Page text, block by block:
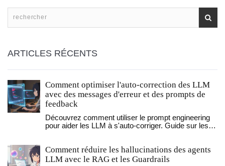
ARTICLES RÉCENTS
Comment optimiser l'auto-correction des LLM
avec des messages d'erreur et des prompts de
feedback
Découvrez comment utiliser le prompt engineering
pour aider les LLM à s'auto-corriger. Guide sur les
Comment réduire les hallucinations des agents
LLM avec le RAG et les Guardrails